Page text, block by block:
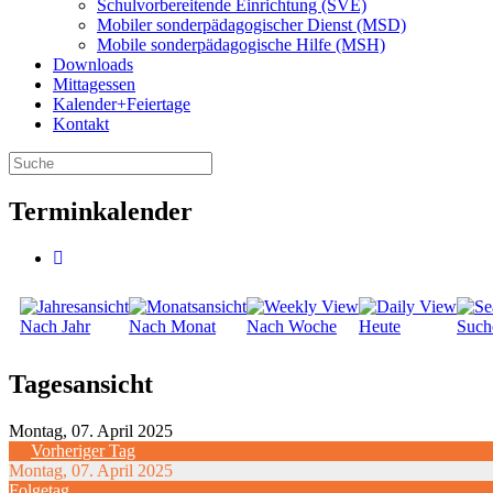
Schulvorbereitende Einrichtung (SVE)
Mobiler sonder­­pädagogischer Dienst (MSD)
Mobile sonder­pädagogische Hilfe (MSH)
Downloads
Mittagessen
Kalender+Feiertage
Kontakt
Terminkalender
Nach Jahr Nach Monat Nach Woche Heute
Tagesansicht
Montag, 07. April 2025
Vorheriger Tag
Montag, 07. April 2025